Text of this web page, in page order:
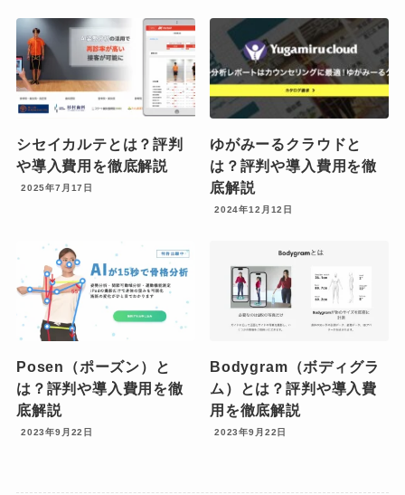
シセイカルテとは？評判
や導入費用を徹底解説
2025年7月17日
ゆがみーるクラウドと
は？評判や導入費用を徹
底解説
2024年12月12日
Posen（ポーズン）と
は？評判や導入費用を徹
底解説
2023年9月22日
Bodygram（ボディグラ
ム）とは？評判や導入費
用を徹底解説
2023年9月22日